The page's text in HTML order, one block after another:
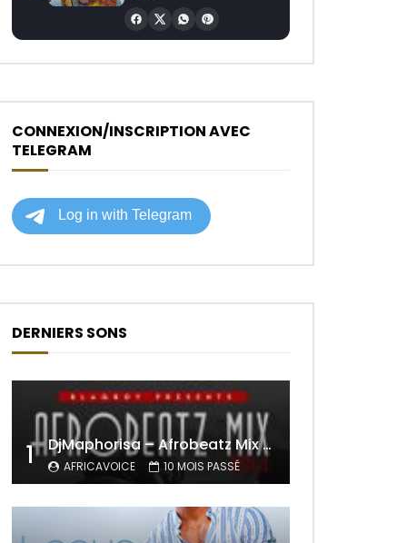
CONNEXION/INSCRIPTION AVEC
TELEGRAM
DERNIERS SONS
1 DjMaphorisa – Afrobeatz Mix Vol1 (AUDIO)
AFRICAVOICE 10 MOIS PASSÉ